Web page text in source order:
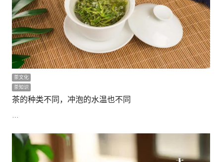
茶文化
茶知识
茶的种类不同，冲泡的水温也不同